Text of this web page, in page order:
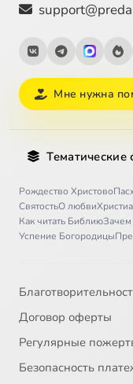
Мне нужна
Тематические
Рождество Христово
СвятостьО любви
Как читать БиблиюЗачем
Успение Богородицы
Договор оферты
Регулярные
Безопасность